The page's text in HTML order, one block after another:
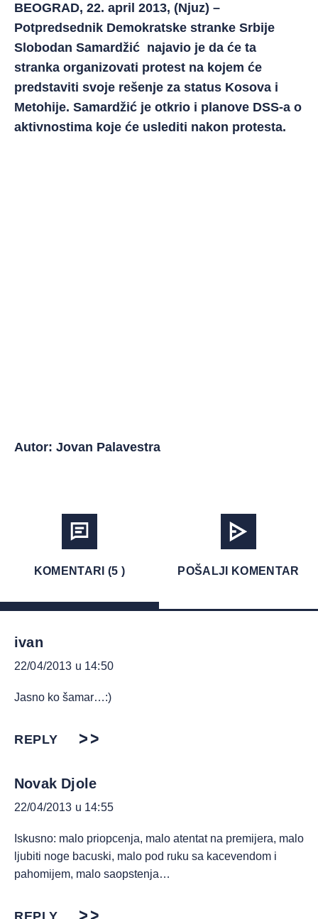
BEOGRAD, 22. april 2013, (Njuz) –
Potpredsednik Demokratske stranke Srbije
Slobodan Samardžić najavio je da će ta
stranka organizovati protest na kojem će
predstaviti svoje rešenje za status Kosova i
Metohije. Samardžić je otkrio i planove DSS-a o
aktivnostima koje će uslediti nakon protesta.
Autor: Jovan Palavestra
KOMENTARI (5 ) POŠALJI KOMENTAR
ivan
22/04/2013 u 14:50
Jasno ko šamar…:)
REPLY
Novak Djole
22/04/2013 u 14:55
Iskusno: malo priopcenja, malo atentat na premijera, malo
ljubiti noge bacuski, malo pod ruku sa kacevendom i
pahomijem, malo saopstenja…
REPLY